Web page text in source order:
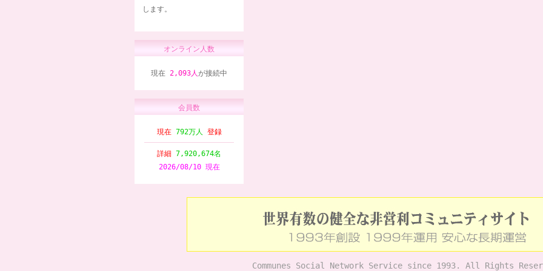
します。
オンライン人数
現在 2,093人が接続中
会員数
現在 792万人 登録
詳細 7,920,674名
2026/08/10 現在
Communes Social Network Service since 1993. All Rights